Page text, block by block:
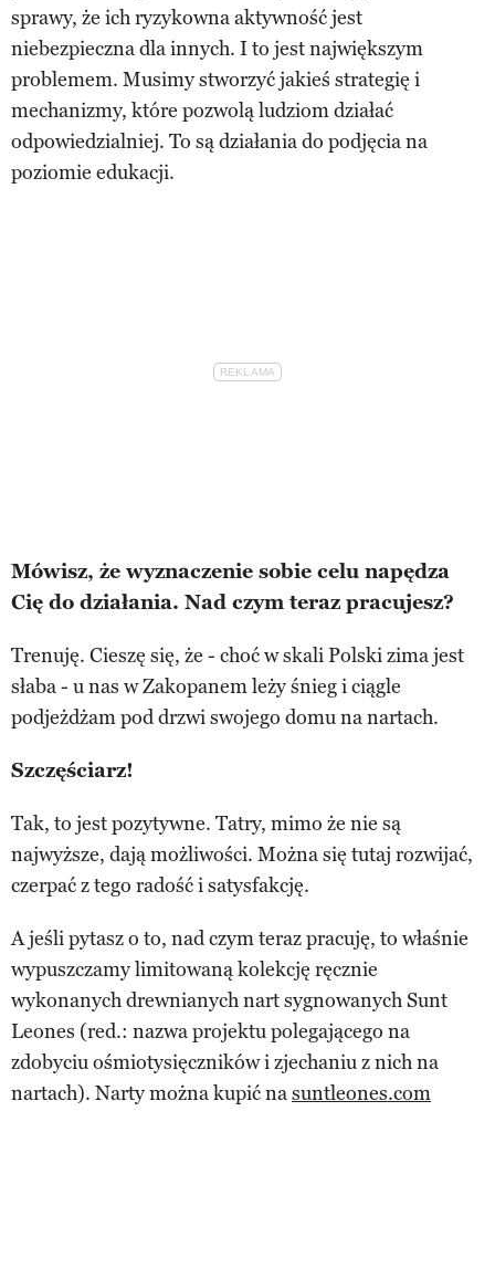
sprawy, że ich ryzykowna aktywność jest
niebezpieczna dla innych. I to jest największym
problemem. Musimy stworzyć jakieś strategię i
mechanizmy, które pozwolą ludziom działać
odpowiedzialniej. To są działania do podjęcia na
poziomie edukacji.
Mówisz, że wyznaczenie sobie celu napędza
Cię do działania. Nad czym teraz pracujesz?
Trenuję. Cieszę się, że - choć w skali Polski zima jest
słaba - u nas w Zakopanem leży śnieg i ciągle
podjeżdżam pod drzwi swojego domu na nartach.
Szczęściarz!
Tak, to jest pozytywne. Tatry, mimo że nie są
najwyższe, dają możliwości. Można się tutaj rozwijać,
czerpać z tego radość i satysfakcję.
A jeśli pytasz o to, nad czym teraz pracuję, to właśnie
wypuszczamy limitowaną kolekcję ręcznie
wykonanych drewnianych nart sygnowanych Sunt
Leones (red.: nazwa projektu polegającego na
zdobyciu ośmiotysięczników i zjechaniu z nich na
nartach). Narty można kupić nasuntleones.com